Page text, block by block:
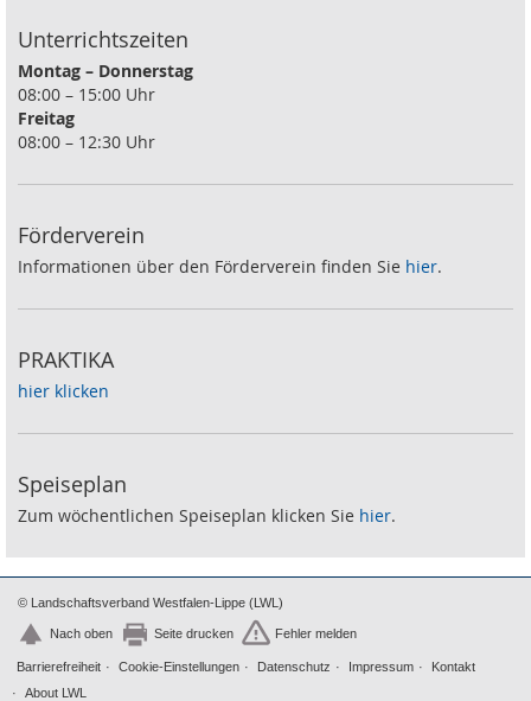
Unterrichtszeiten
Montag – Donnerstag
08:00 – 15:00 Uhr
Freitag
08:00 – 12:30 Uhr
Förderverein
Informationen über den Förderverein finden Sie hier.
PRAKTIKA
hier klicken
Speiseplan
Zum wöchentlichen Speiseplan klicken Sie hier.
© Landschaftsverband Westfalen-Lippe (LWL)
Nach oben Seite drucken Fehler melden
Barrierefreiheit Cookie-Einstellungen Datenschutz Impressum
Kontakt
About LWL